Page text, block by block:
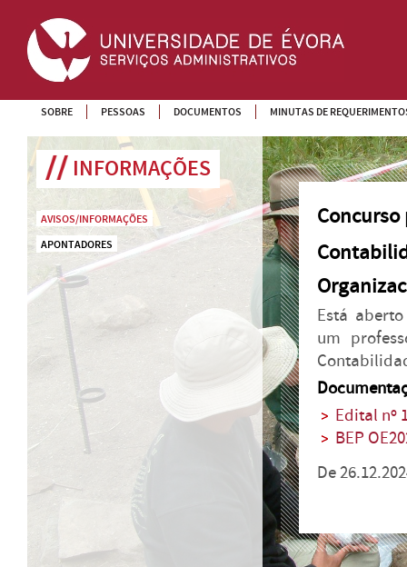
SOBRE PESSOAS DOCUMENTOS MINUTAS DE
INFORMAÇÕES
AVISOS/INFORMAÇÕES
APONTADORES
Concurso
Está
um
Edital nº
BEP
De